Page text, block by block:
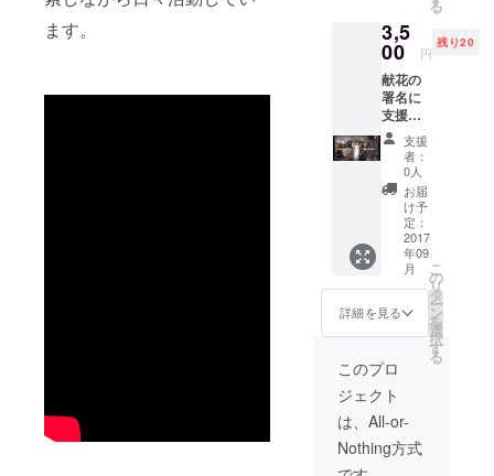
ます。
と共に、そ
れぞれの表
現を模索し
ながら日々
活動してい
は、備
考欄に
「署名
不可」
とご記
入くだ
さい。
※備考欄
に記載
がない
場合
は、代
筆させ
ていた
だきま
すの
で、ご
い。
・玉城
ちはる
のCD or
本 をサ
イン入
る
3,5
00 円
残り20
献花の
署名に
支援者
様のお
名前を
代筆さ
せてい
ただき
ます。
（ニッ
クネー
ム不
可） 献
花の署
名を希
望され
ない方
は、備
考欄に
「署名
不可」
とご記
支援
者：
0人
お届
け予
定：
2017
年09
月
詳細を見る
こ
の
リ
タ
ー
ン
を
選
択
す
る
このプロ
ジェクト
は、All-or-
Nothing方式